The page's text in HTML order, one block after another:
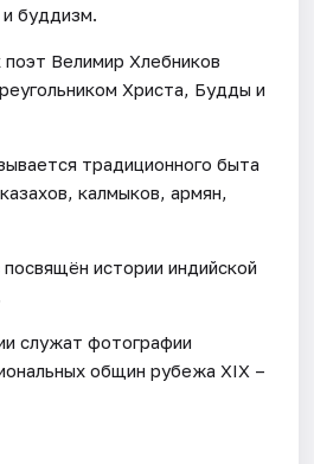
и буддизм.
Велимир Хлебников
Христа, Будды и
традиционного быта
калмыков, армян,
истории индийской
служат фотографии
общин рубежа XIX –